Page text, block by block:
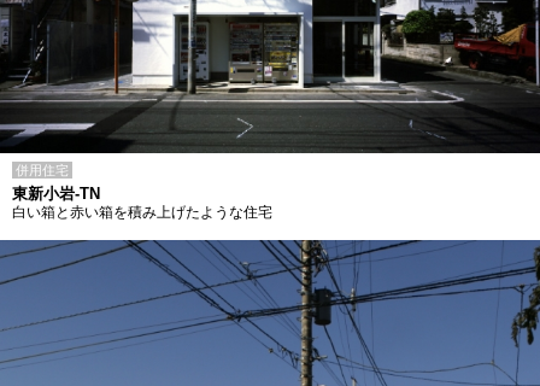
併用住宅
東新小岩-TN
白い箱と赤い箱を積み上げたような住宅